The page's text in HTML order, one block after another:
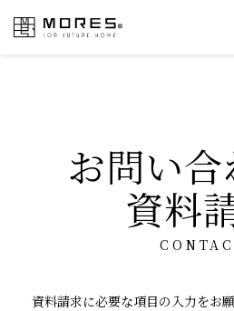
MORES
お問い合
資料
資料請求に必要な項目の入力をお願